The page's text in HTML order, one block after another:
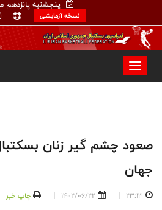
پنجشنبه پانزدهم
نسخه آزمایشی
صعود چشم گیر زنان
جهان
23:13
1402/06/22 چاپ خبر